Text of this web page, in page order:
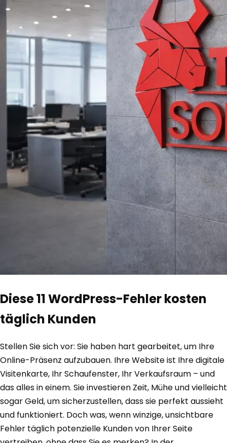
Diese 11 WordPress-Fehler kosten
täglich Kunden
Stellen Sie sich vor: Sie haben hart gearbeitet, um Ihre
Online-Präsenz aufzubauen. Ihre Website ist Ihre digitale
Visitenkarte, Ihr Schaufenster, Ihr Verkaufsraum – und
das alles in einem. Sie investieren Zeit, Mühe und vielleicht
sogar Geld, um sicherzustellen, dass sie perfekt aussieht
und funktioniert. Doch was, wenn winzige, unsichtbare
Fehler täglich potenzielle Kunden von Ihrer Seite